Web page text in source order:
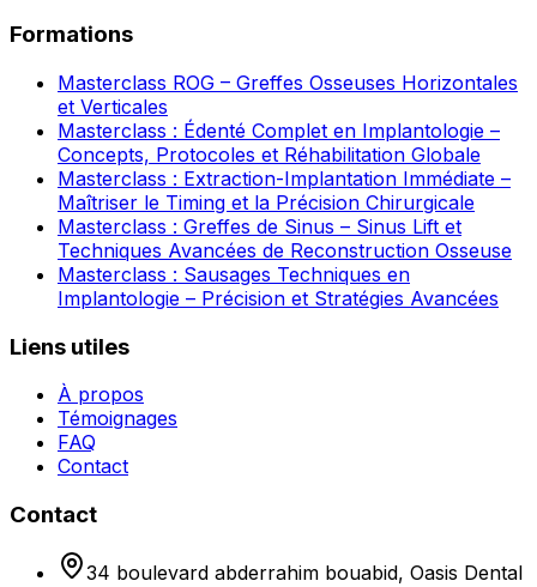
Formations
Masterclass ROG – Greffes Osseuses Horizontales
et Verticales
Masterclass : Édenté Complet en Implantologie –
Concepts, Protocoles et Réhabilitation Globale
Masterclass : Extraction-Implantation Immédiate –
Maîtriser le Timing et la Précision Chirurgicale
Masterclass : Greffes de Sinus – Sinus Lift et
Techniques Avancées de Reconstruction Osseuse
Masterclass : Sausages Techniques en
Implantologie – Précision et Stratégies Avancées
Liens utiles
À propos
Témoignages
FAQ
Contact
Contact
34 boulevard abderrahim bouabid, Oasis Dental